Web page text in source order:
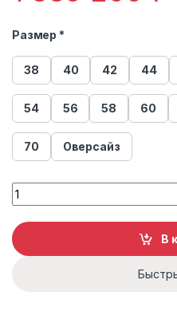
Размер *
38 40 42 44
54 56 58 60
70 Оверсайз
Шуба из меха соболя Меха
В